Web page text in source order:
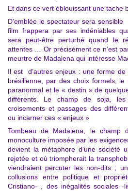
Et dans ce vert éblouissant une tache
D’emblée le spectateur sera
film frappera par ses indéniables
sera peut-être perturbé quand le
attentes … Or précisément ce n’est
meurtre de Madalena qui intéresse
Il est d’autres enjeux : une forme
brésilienne, par des choix formels,
paranormal et le « destin » de
différents. Le champ de soja,
croisements et passages des
ou incarner ces « enjeux »
Tombeau de Madalena, le champ
monoculture imposée par les
devient la métaphore d’une société
rejetée et où triompherait la
viendraient percuter les non-dits ;
collusions entre politique et
Cristiano- , des inégalités sociales -